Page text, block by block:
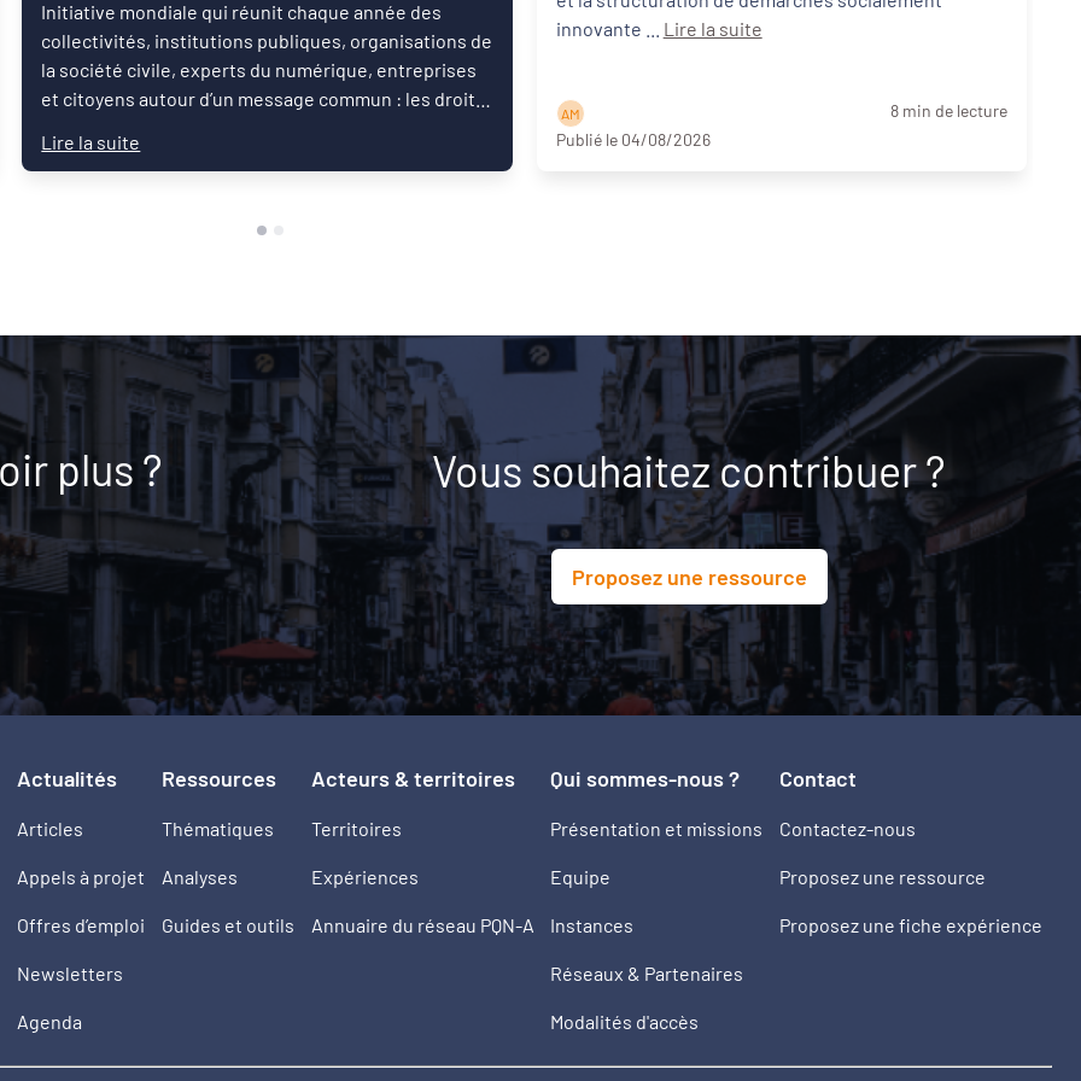
Initiative mondiale qui réunit chaque année des
collectivités, institutions publiques, organisations de
la société civile, experts du numérique, entreprises
et citoyens autour d’un message commun : les droits
Lire la suite
Lire la suite
A M
8 min de lecture
Publié le 04/08/2026
plus ? Vous souhaitez contribuer ?
Proposez une ressource
Actualités
Articles
Appels à projet
Offres d’emploi
Newsletters
Agenda
Ressources
Thématiques
Analyses
Guides et outils
Acteurs & territoires
Territoires
Expériences
Annuaire du réseau PQN-A
Qui sommes-nous ?
Présentation et missions
Equipe
Instances
Réseaux & Partenaires
Modalités d'accès
Contact
Contactez-nous
Proposez une ressource
Proposez une fiche expérience